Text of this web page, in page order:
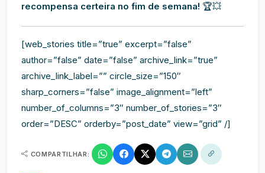
recompensa certeira no fim de semana! 🏆💥
[web_stories title=”true” excerpt=”false”
author=”false” date=”false” archive_link=”true”
archive_link_label=”” circle_size=”150″
sharp_corners=”false” image_alignment=”left”
number_of_columns=”3″ number_of_stories=”3″
order=”DESC” orderby=”post_date” view=”grid” /]
COMPARTILHAR: